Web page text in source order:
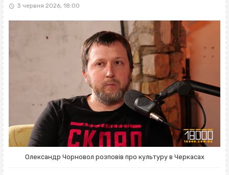
3 червня 2026, 18:00
Олександр Чорновол розповів про культуру в Черкасах